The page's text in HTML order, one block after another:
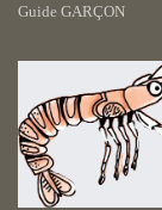
Guide GARÇON